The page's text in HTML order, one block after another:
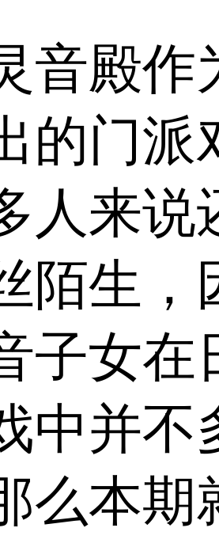
殿作
的门派
人来说
陌生，
子女在
中并不
么本期